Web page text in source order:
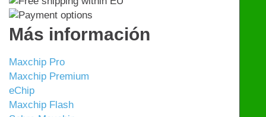
Más información
Maxchip Pro
Maxchip Premium
eChip
Maxchip Flash